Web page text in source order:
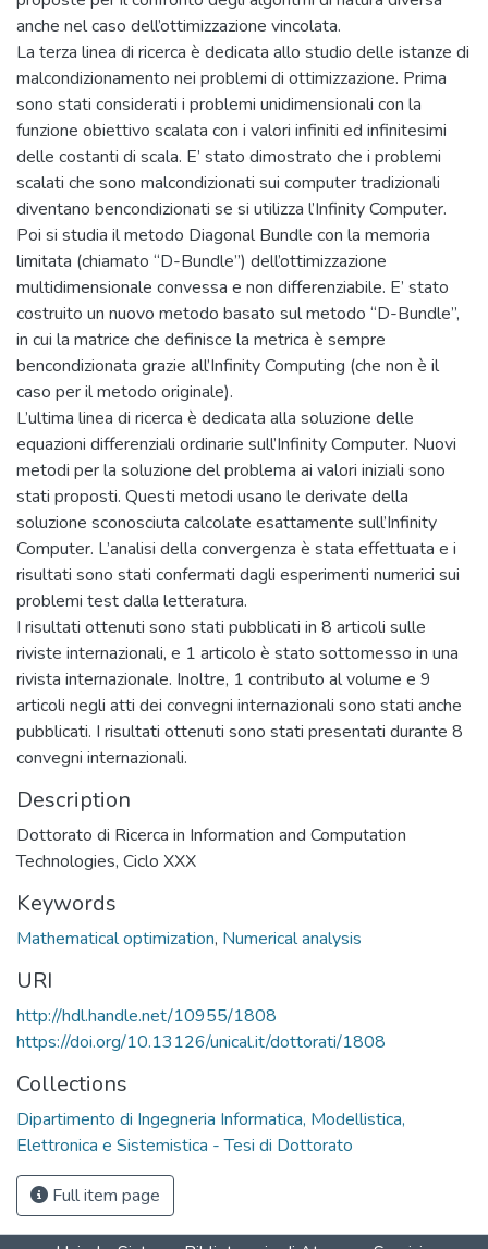
anche nel caso dell’ottimizzazione vincolata.
La terza linea di ricerca è dedicata allo studio delle istanze di
malcondizionamento nei problemi di ottimizzazione. Prima
sono stati considerati i problemi unidimensionali con la
funzione obiettivo scalata con i valori infiniti ed infinitesimi
delle costanti di scala. E’ stato dimostrato che i problemi
scalati che sono malcondizionati sui computer tradizionali
diventano bencondizionati se si utilizza l’Infinity Computer.
Poi si studia il metodo Diagonal Bundle con la memoria
limitata (chiamato “D-Bundle”) dell’ottimizzazione
multidimensionale convessa e non differenziabile. E’ stato
costruito un nuovo metodo basato sul metodo “D-Bundle”,
in cui la matrice che definisce la metrica è sempre
bencondizionata grazie all’Infinity Computing (che non è il
caso per il metodo originale).
L’ultima linea di ricerca è dedicata alla soluzione delle
equazioni differenziali ordinarie sull’Infinity Computer. Nuovi
metodi per la soluzione del problema ai valori iniziali sono
stati proposti. Questi metodi usano le derivate della
soluzione sconosciuta calcolate esattamente sull’Infinity
Computer. L’analisi della convergenza è stata effettuata e i
risultati sono stati confermati dagli esperimenti numerici sui
problemi test dalla letteratura.
I risultati ottenuti sono stati pubblicati in 8 articoli sulle
riviste internazionali, e 1 articolo è stato sottomesso in una
rivista internazionale. Inoltre, 1 contributo al volume e 9
articoli negli atti dei convegni internazionali sono stati anche
pubblicati. I risultati ottenuti sono stati presentati durante 8
convegni internazionali.
Description
Dottorato di Ricerca in Information and Computation
Technologies, Ciclo XXX
Keywords
Mathematical optimization, Numerical analysis
URI
http://hdl.handle.net/10955/1808
https://doi.org/10.13126/unical.it/dottorati/1808
Collections
Dipartimento di Ingegneria Informatica, Modellistica,
Elettronica e Sistemistica - Tesi di Dottorato
Full item page